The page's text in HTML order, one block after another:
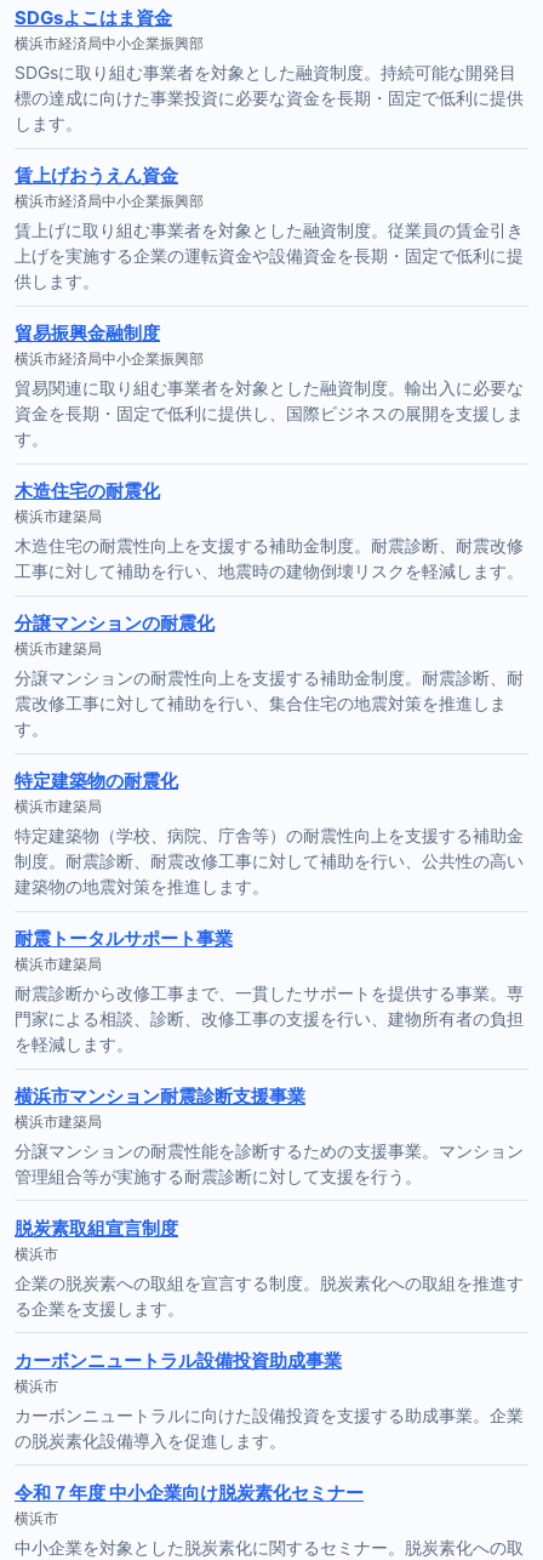
SDGsよこはま資金
横浜市経済局中小企業振興部
SDGsに取り組む事業者を対象とした融資制度。持続可能な開発目
標の達成に向けた事業投資に必要な資金を長期・固定で低利に提供
します。
賃上げおうえん資金
横浜市経済局中小企業振興部
賃上げに取り組む事業者を対象とした融資制度。従業員の賃金引き
上げを実施する企業の運転資金や設備資金を長期・固定で低利に提
供します。
貿易振興金融制度
横浜市経済局中小企業振興部
貿易関連に取り組む事業者を対象とした融資制度。輸出入に必要な
資金を長期・固定で低利に提供し、国際ビジネスの展開を支援しま
す。
木造住宅の耐震化
横浜市建築局
木造住宅の耐震性向上を支援する補助金制度。耐震診断、耐震改修
工事に対して補助を行い、地震時の建物倒壊リスクを軽減します。
分譲マンションの耐震化
横浜市建築局
分譲マンションの耐震性向上を支援する補助金制度。耐震診断、耐
震改修工事に対して補助を行い、集合住宅の地震対策を推進しま
す。
特定建築物の耐震化
横浜市建築局
特定建築物（学校、病院、庁舎等）の耐震性向上を支援する補助金
制度。耐震診断、耐震改修工事に対して補助を行い、公共性の高い
建築物の地震対策を推進します。
耐震トータルサポート事業
横浜市建築局
耐震診断から改修工事まで、一貫したサポートを提供する事業。専
門家による相談、診断、改修工事の支援を行い、建物所有者の負担
を軽減します。
横浜市マンション耐震診断支援事業
横浜市建築局
分譲マンションの耐震性能を診断するための支援事業。マンション
管理組合等が実施する耐震診断に対して支援を行う。
脱炭素取組宣言制度
横浜市
企業の脱炭素への取組を宣言する制度。脱炭素化への取組を推進す
る企業を支援します。
カーボンニュートラル設備投資助成事業
横浜市
カーボンニュートラルに向けた設備投資を支援する助成事業。企業
の脱炭素化設備導入を促進します。
令和７年度 中小企業向け脱炭素化セミナー
横浜市
中小企業を対象とした脱炭素化に関するセミナー。脱炭素化への取